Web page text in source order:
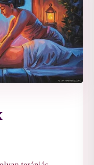
és Kényeztetés